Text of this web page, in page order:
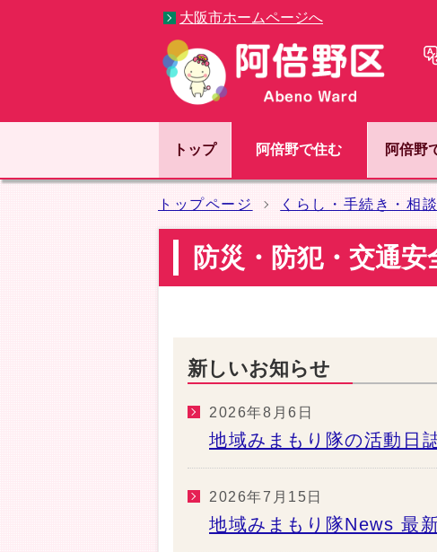
大阪市ホームページへ
トップ 阿倍野で住む 阿倍野
トップページ くらし・手続き・相談
防災・防犯・交通安
新しいお知らせ
2026年8月6日
地域みまもり隊の活動日
2026年7月15日
地域みまもり隊News 最